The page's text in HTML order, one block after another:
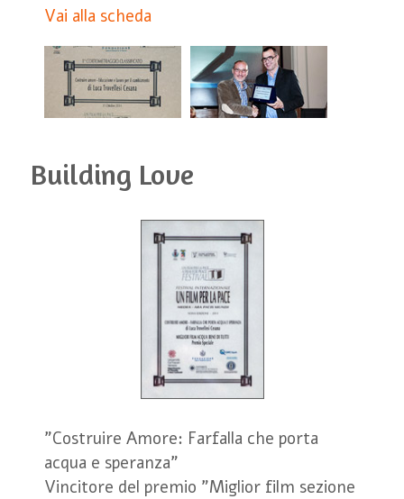
Vai alla scheda
Building Love
"Costruire Amore: Farfalla che porta
acqua e speranza"
Vincitore del premio "Miglior film sezione